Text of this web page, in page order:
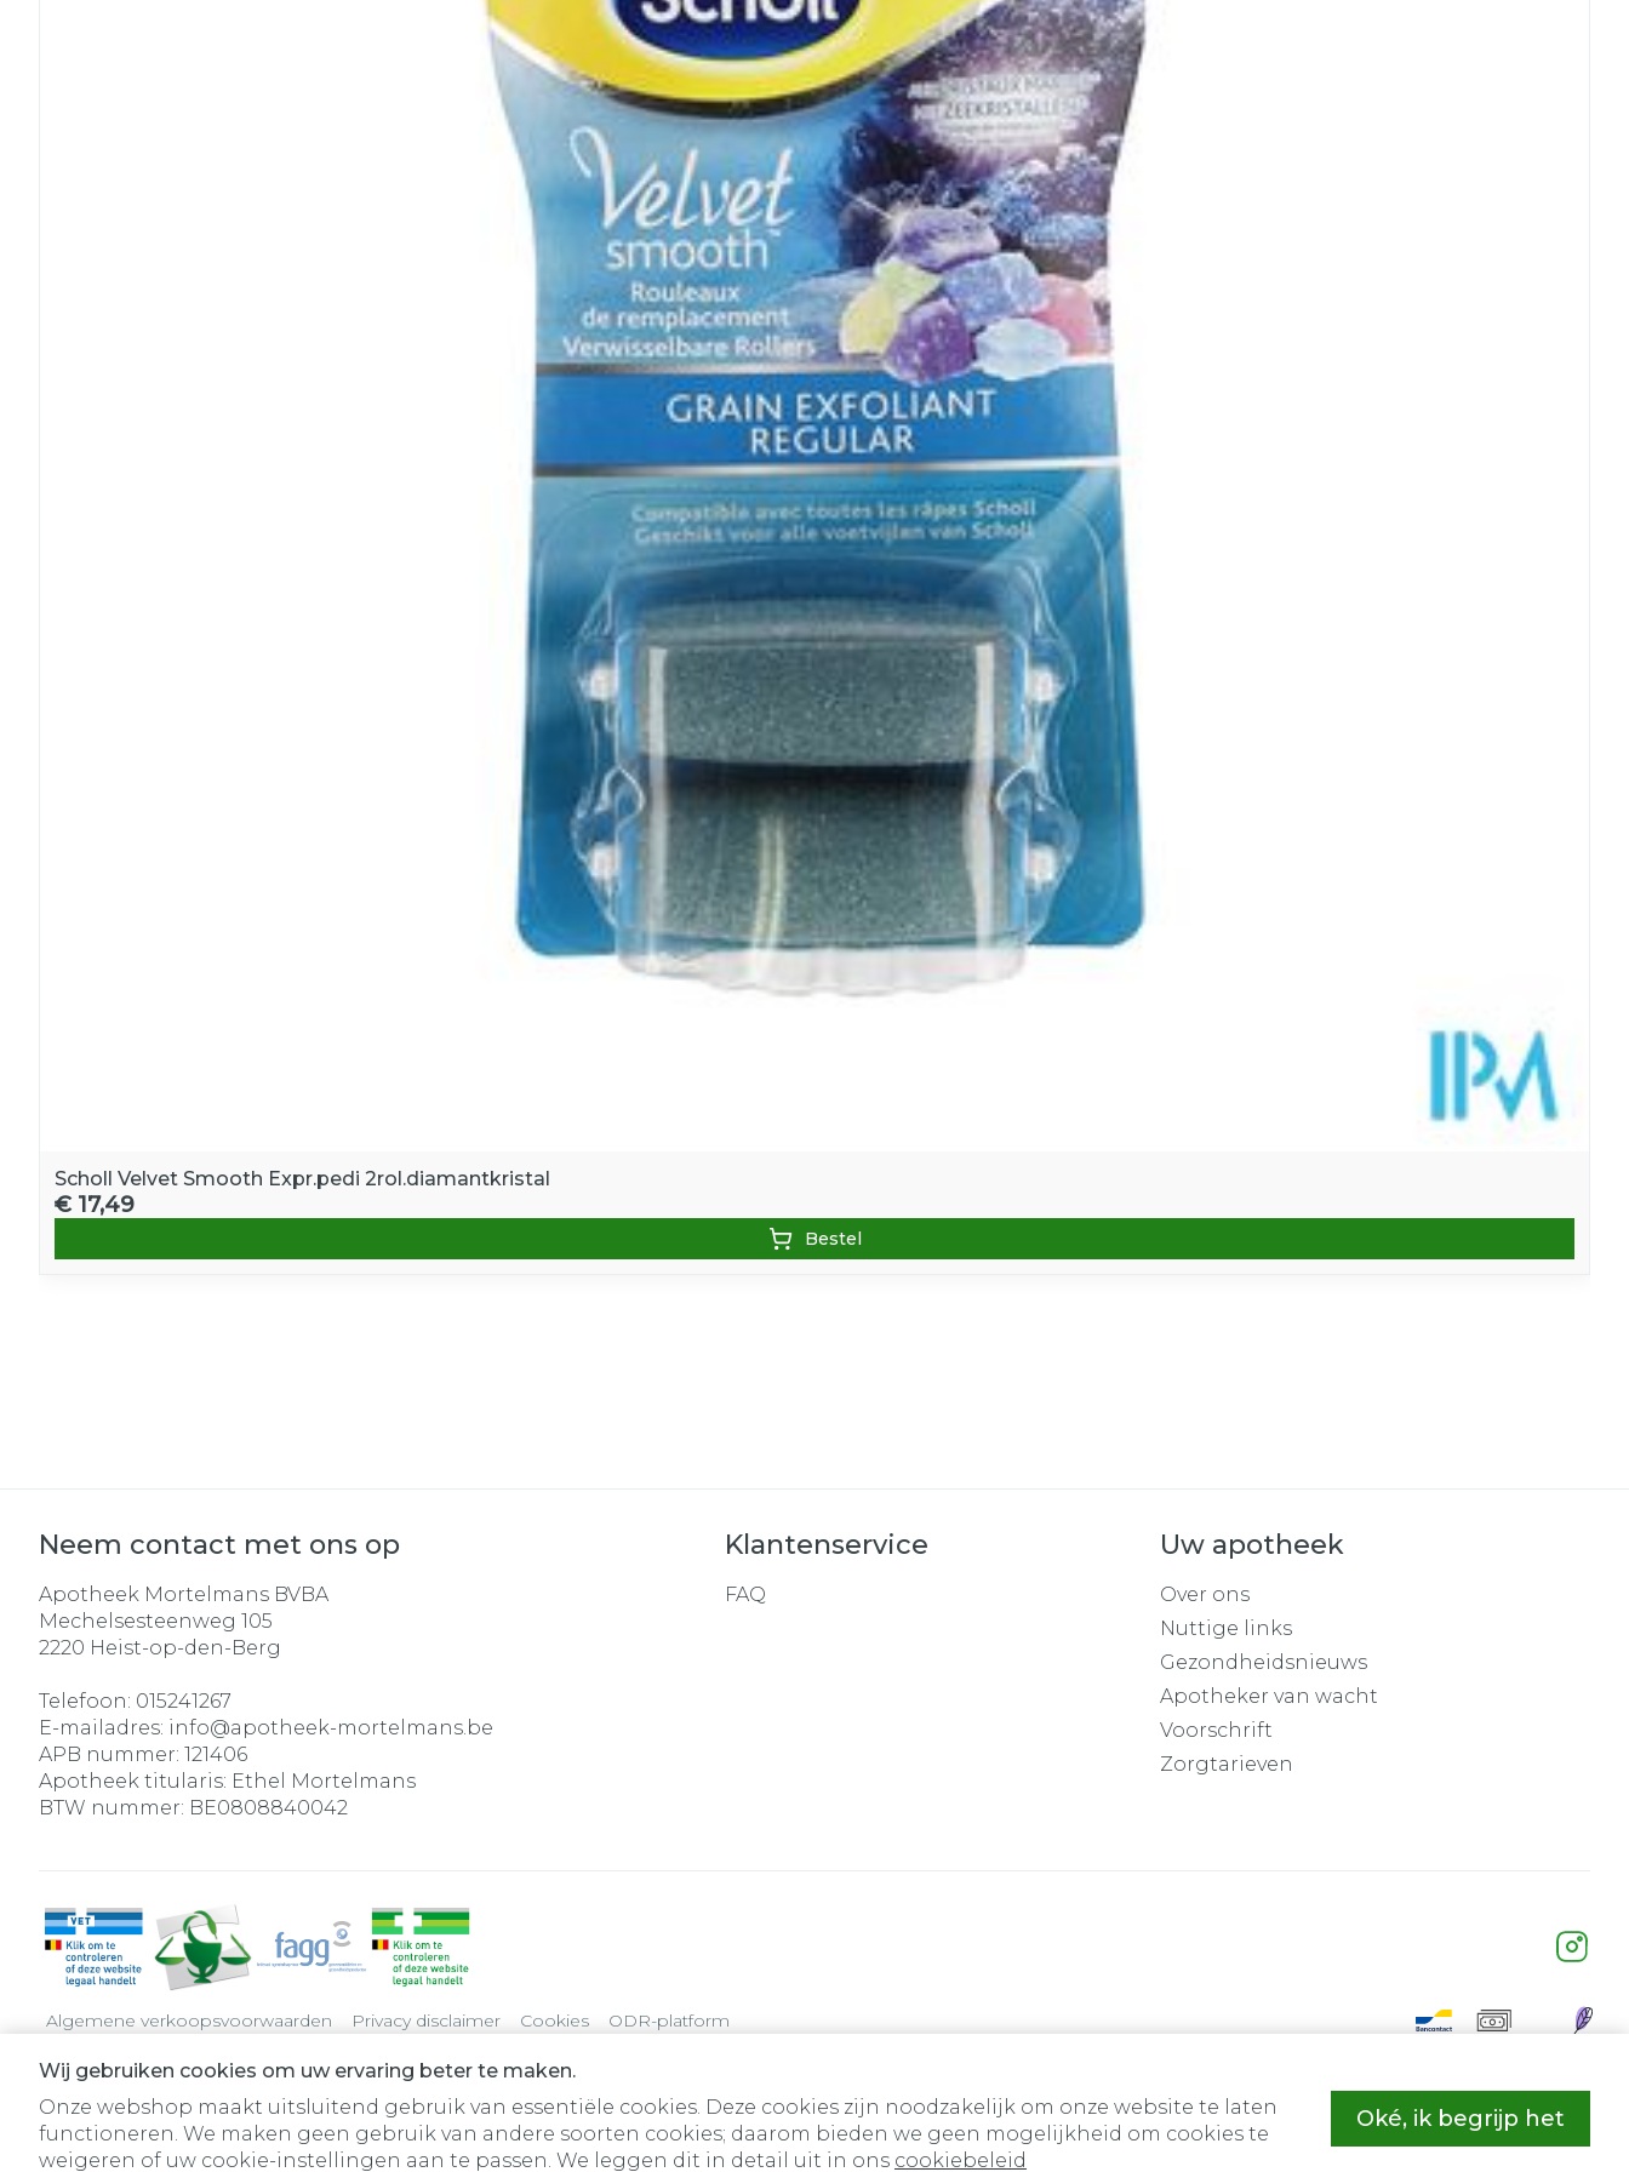
Wij gebruiken cookies om uw ervaring beter te maken.
Onze webshop maakt uitsluitend gebruik van essentiële cookies. Deze cookies zijn noodzakelijk om onze website te laten
functioneren. We maken geen gebruik van andere soorten cookies; daarom bieden we geen mogelijkheid om cookies te
weigeren of uw cookie-instellingen aan te passen. We leggen dit in detail uit in ons cookiebeleid
Oké, ik begrijp het
Scholl Velvet Smooth Expr.pedi 2rol.diamantkristal
€ 17,49
Bestel
Neem contact met ons op
Apotheek Mortelmans BVBA
Mechelsesteenweg 105
2220 Heist-op-den-Berg
Telefoon: 015241267
E-mailadres: info@apotheek-mortelmans.be
APB nummer: 121406
Apotheek titularis: Ethel Mortelmans
BTW nummer: BE0808840042
Klantenservice
FAQ
Uw apotheek
Over ons
Nuttige links
Gezondheidsnieuws
Apotheker van wacht
Voorschrift
Zorgtarieven
Algemene verkoopsvoorwaarden Privacy disclaimer Cookies ODR-platform